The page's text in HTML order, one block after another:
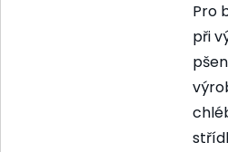
Pro
při